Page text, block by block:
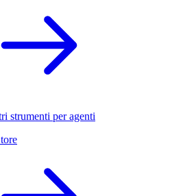
strumenti per agenti